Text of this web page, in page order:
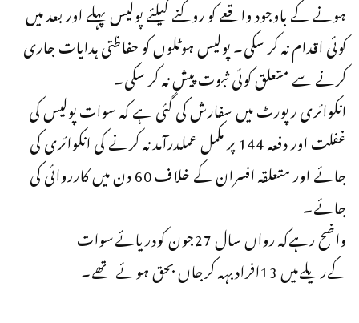
ہونے کے باوجود واقعے کو روکنے کیلئے پولیس پہلے اور بعد میں
کوئی اقدام نہ کر سکی۔ پولیس ہوٹلوں کو حفاظتی ہدایات جاری
کرنے سے متعلق کوئی ثبوت پیش نہ کر سکی۔
انکوائری رپورٹ میں سفارش کی گئی ہے کہ سوات پولیس کی
غفلت اور دفعہ 144 پر مکمل عملدرآمد نہ کرنے کی انکوائری کی
جائے اور متعلقہ افسران کے خلاف 60 دن میں کارروائی کی
جائے۔
واضح رہےکہ رواں سال 27جون کودریائےسوات
کےریلےمیں 13افرادبہہ کرجاں بحق ہوئے تھے۔